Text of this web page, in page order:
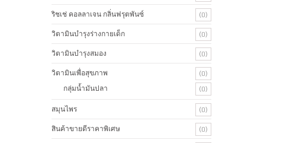
ริชเช่ คอลลาเจน กลิ่นฟรุตพันซ์ (0)
วิตามินบำรุงร่างกายเด็ก (0)
วิตามินบำรุงสมอง (0)
วิตามินเพื่อสุขภาพ
(0)
กลุ่มน้ำมันปลา
(0)
สมุนไพร (0)
สินค้าขายดีราคาพิเศษ (0)